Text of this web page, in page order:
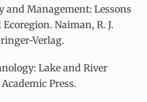
and Management: Lessons
Naiman, R. J.
Verlag.
Lake and River
Press.